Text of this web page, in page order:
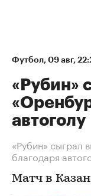
Футбол 09 авг,
«Рубин»
автоголу
«Рубин» сыграл
благодаря
Матч в